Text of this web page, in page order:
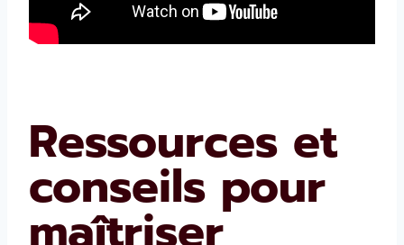
Ressources et
conseils pour